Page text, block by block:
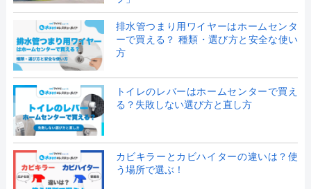
排水管つまり用ワイヤーはホームセンタ
ーで買える？ 種類・選び方と安全な使い
方
トイレのレバーはホームセンターで買え
る？失敗しない選び方と直し方
カビキラーとカビハイターの違いは？使
う場所で選ぶ！